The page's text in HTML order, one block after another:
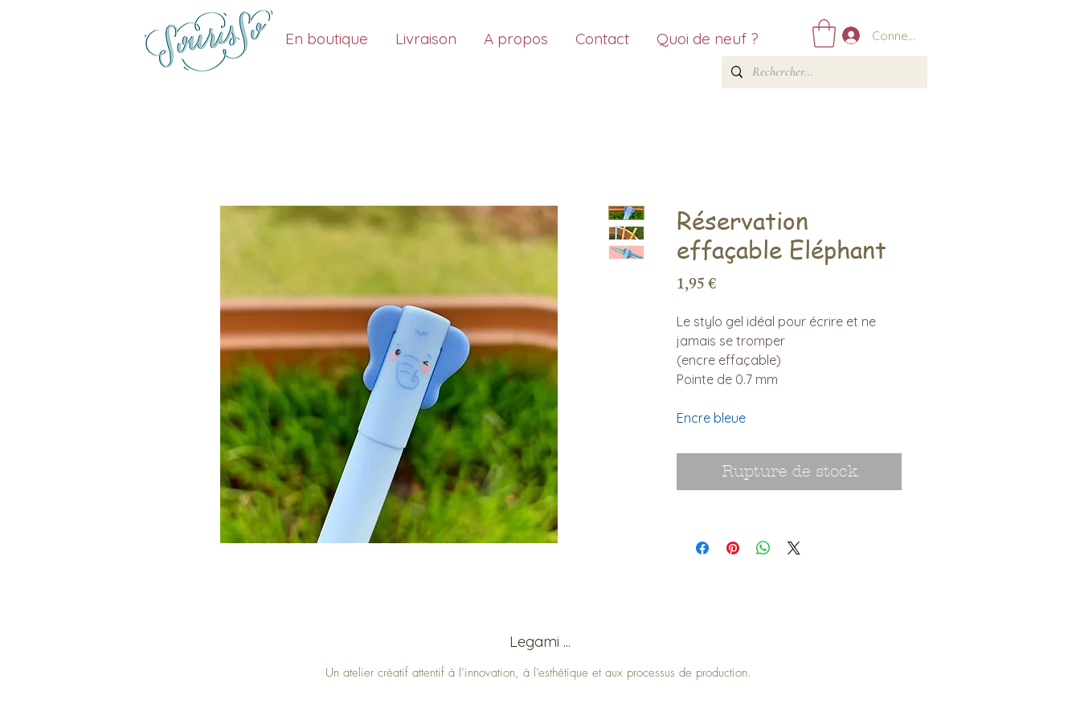
En boutique Livraison A propos Contact Quoi de neuf ? Connexion
Réservation
effaçable Eléphant
1,95 €Prix
Le stylo gel idéal pour écrire et ne
jamais se tromper
(encre effaçable)
Pointe de 0.7 mm
Encre bleue
Rupture de stock
Legami ...
Un atelier créatif attentif à l’innovation, à l’esthétique et aux processus de production.